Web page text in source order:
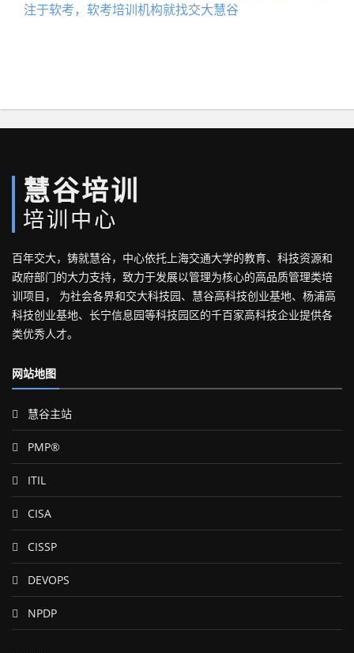
注于软考，软考培训机构就找交大慧谷
慧谷培训
培训中心
百年交大，铸就慧谷，中心依托上海交通大学的教育、科技资源和
政府部门的大力支持，致力于发展以管理为核心的高品质管理类培
训项目， 为社会各界和交大科技园、慧谷高科技创业基地、杨浦高
科技创业基地、长宁信息园等科技园区的千百家高科技企业提供各
类优秀人才。
网站地图
慧谷主站
PMP®
ITIL
CISA
CISSP
DEVOPS
NPDP